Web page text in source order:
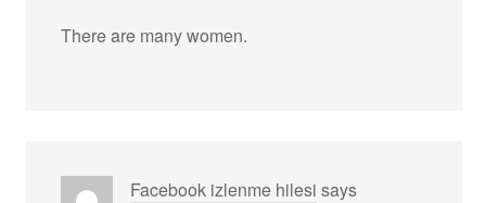
There are many women.
Facebook izlenme hilesi says